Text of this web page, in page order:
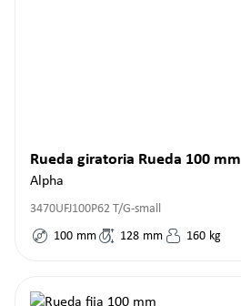
Rueda giratoria Rueda 100 mm
Alpha
3470UFJ100P62 T/G-small
100 mm 128 mm 160 kg